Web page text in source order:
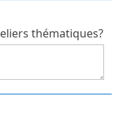
thématiques?